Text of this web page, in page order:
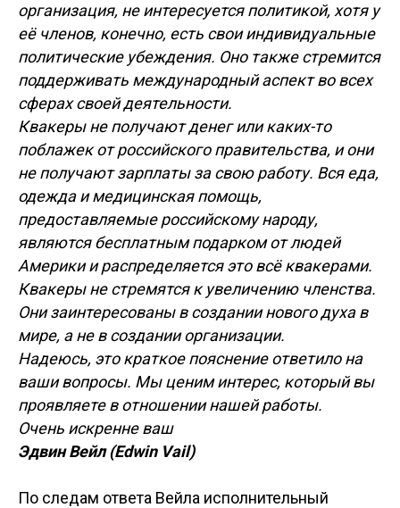
организация, не интересуется политикой, хотя у
её членов, конечно, есть свои индивидуальные
политические убеждения. Оно также стремится
поддерживать международный аспект во всех
сферах своей деятельности.
Квакеры не получают денег или каких-то
поблажек от российского правительства, и они
не получают зарплаты за свою работу. Вся еда,
одежда и медицинская помощь,
предоставляемые российскому народу,
являются бесплатным подарком от людей
Америки и распределяется это всё квакерами.
Квакеры не стремятся к увеличению членства.
Они заинтересованы в создании нового духа в
мире, а не в создании организации.
Надеюсь, это краткое пояснение ответило на
ваши вопросы. Мы ценим интерес, который вы
проявляете в отношении нашей работы.
Очень искренне ваш
Эдвин Вейл (Edwin Vail)
По следам ответа Вейла исполнительный